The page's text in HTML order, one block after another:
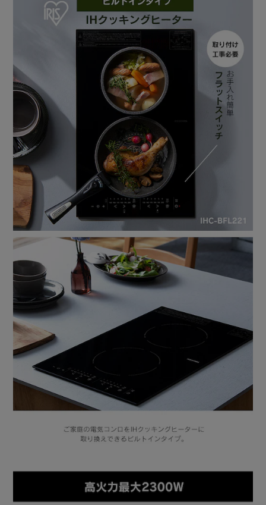
底のそりが大きいなべを使用して揚げ物調理をすると、エラ
ーを表示して、加熱を停止します。
◆操作部異常検知機能
調理中、操作部に水滴などが付着したり、操作部になべや小
物類が密着したりして複数のボタンが押されている状態にな
った場合、エラー表示して、電源を切ります。
◆切り忘れ防止機能
調理を始めて約45分ボタン操作をしないと、「ピッ♪」の
音の後加熱を停止し、その後電源が切れます。
※本商品の設置には別途工事が必要です。